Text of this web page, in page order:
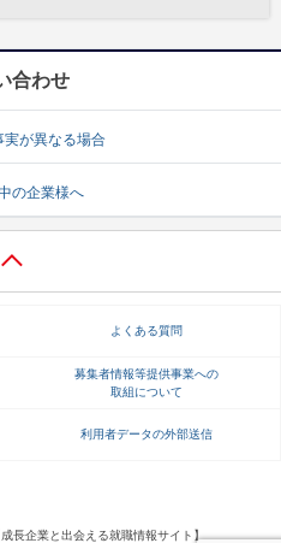
合わせ
実が異なる場合
の企業様へ
よくある質問
募集者情報等提供事業への
取組について
利用者データの外部送信
成長企業と出会える就職情報サイト】